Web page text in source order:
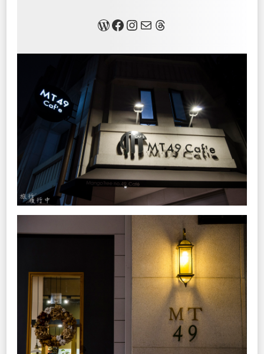
關於我Facebook InstagramMail Threads